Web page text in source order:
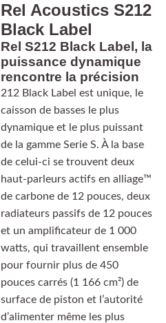
Rel Acoustics S212
Black Label
Rel S212 Black Label, la
puissance dynamique
rencontre la précision
212 Black Label est unique, le
caisson de basses le plus
dynamique et le plus puissant
de la gamme Serie S. À la base
de celui-ci se trouvent deux
haut-parleurs actifs en alliage™
de carbone de 12 pouces, deux
radiateurs passifs de 12 pouces
et un amplificateur de 1 000
watts, qui travaillent ensemble
pour fournir plus de 450
pouces carrés (1 166 cm²) de
surface de piston et l’autorité
d’alimenter même les plus